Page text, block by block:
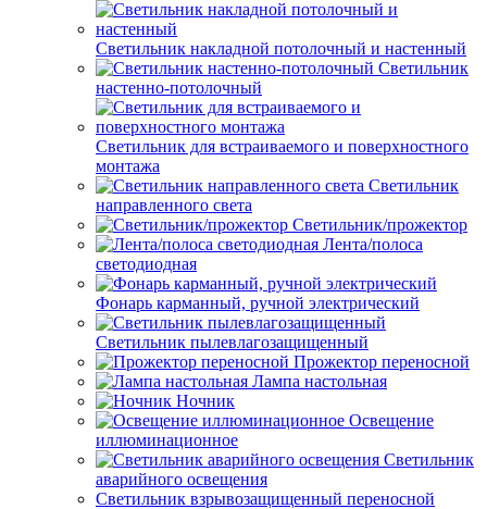
Светильник накладной потолочный и настенный
Светильник
настенно-потолочный
Светильник для встраиваемого и поверхностного
монтажа
Светильник
направленного света
Светильник/прожектор
Лента/полоса
светодиодная
Фонарь карманный, ручной электрический
Светильник пылевлагозащищенный
Прожектор переносной
Лампа настольная
Ночник
Освещение
иллюминационное
Светильник
аварийного освещения
Светильник взрывозащищенный переносной